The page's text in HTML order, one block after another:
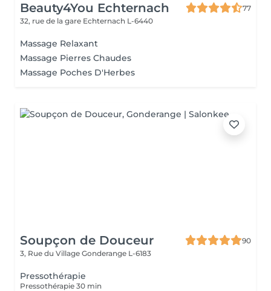
Beauty4You Echternach
77
32, rue de la gare Echternach L-6440
Massage Relaxant
Massage Pierres Chaudes
Massage Poches D'Herbes
Soupçon de Douceur
90
3, Rue du Village Gonderange L-6183
Pressothérapie
Pressothérapie 30 min